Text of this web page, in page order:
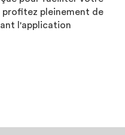
pleinement de
l'application